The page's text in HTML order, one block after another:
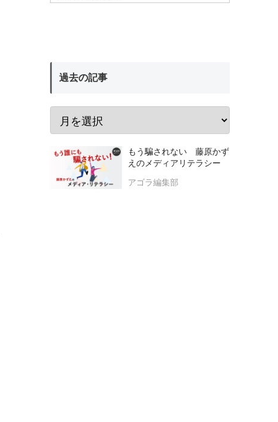
過去の記事
もう騙されない 藤原かず
えのメディアリテラシー
アゴラ編集部